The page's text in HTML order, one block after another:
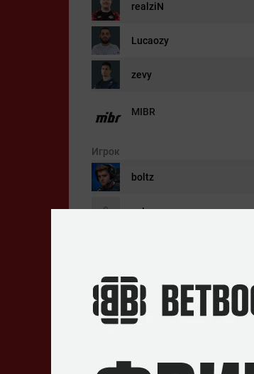
realziN
Lucaozy
zevy
MIBR
Игрок
boltz
yeL
exit
chelo
Составы